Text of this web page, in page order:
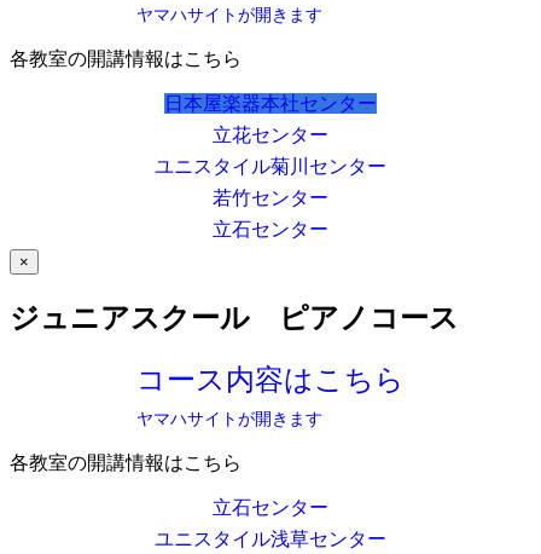
ヤマハサイトが開きます
各教室の開講情報はこちら
日本屋楽器本社センター
立花センター
ユニスタイル菊川センター
若竹センター
立石センター
×
ジュニアスクール ピアノコース
コース内容はこちら
ヤマハサイトが開きます
各教室の開講情報はこちら
立石センター
ユニスタイル浅草センター